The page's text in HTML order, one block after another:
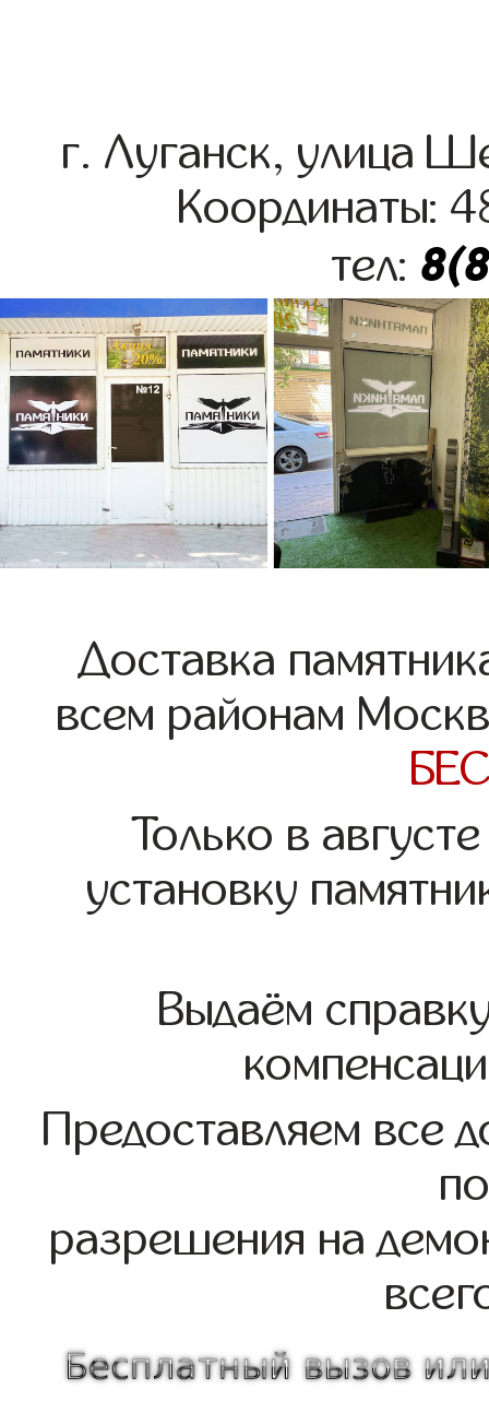
г. Луганск, улица
Координаты:
тел:
Доставка
всем районам
Только в
установку
Выдаём
Предоставляем все
разрешения на